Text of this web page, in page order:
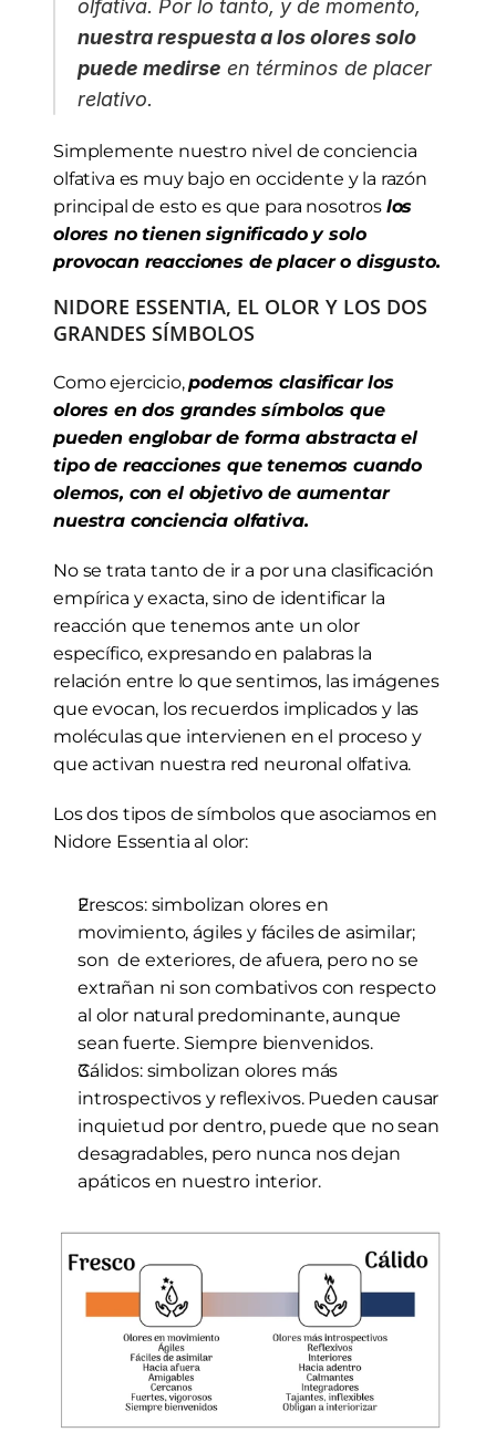
nuestra respuesta a los olores solo
puede medirse en términos de placer
relativo.
Simplemente nuestro nivel de conciencia
olfativa es muy bajo en occidente y la razón
principal de esto es que para nosotros los
olores no tienen significado y solo
provocan reacciones de placer o disgusto.
NIDORE ESSENTIA, EL OLOR Y LOS DOS
GRANDES SÍMBOLOS
Como ejercicio, podemos clasificar los
olores en dos grandes símbolos que
pueden englobar de forma abstracta el
tipo de reacciones que tenemos cuando
olemos, con el objetivo de aumentar
nuestra conciencia olfativa.
No se trata tanto de ir a por una clasificación
empírica y exacta, sino de identificar la
reacción que tenemos ante un olor
específico, expresando en palabras la
relación entre lo que sentimos, las imágenes
que evocan, los recuerdos implicados y las
moléculas que intervienen en el proceso y
que activan nuestra red neuronal olfativa.
Los dos tipos de símbolos que asociamos en
Nidore Essentia al olor:
Frescos: simbolizan olores en
movimiento, ágiles y fáciles de asimilar;
son  de exteriores, de afuera, pero no se
extrañan ni son combativos con respecto
al olor natural predominante, aunque
sean fuerte. Siempre bienvenidos.
Cálidos: simbolizan olores más
introspectivos y reflexivos. Pueden causar
inquietud por dentro, puede que no sean
desagradables, pero nunca nos dejan
apáticos en nuestro interior.